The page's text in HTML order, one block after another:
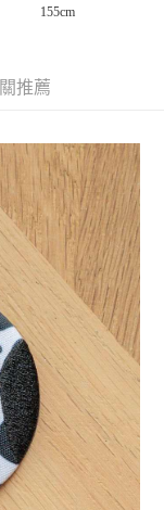
店將買賣／分期付款
帳款。
，商店將以您的個人
蒐集、處理及利用，
及更正。
userRule
要取消訂單，請聯絡
，需透過AFTEE先享
示為準，若有關於
繫「AFTEE先享後付
home
後付」服務完成之交
相關給付款項請求債
aftee.tw/terms/#terms3
之同意方可使用
本公司不負相關責
戶狀況，依本公司即
本公司將視審查結果
現惡意使用之情形，
155cm
推薦